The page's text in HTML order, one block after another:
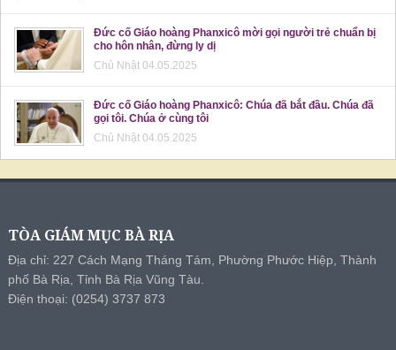
Đức cố Giáo hoàng Phanxicô mời gọi người trẻ chuẩn bị
cho hôn nhân, đừng ly dị
Chủ Nhật 04.05.2025
Đức cố Giáo hoàng Phanxicô: Chúa đã bắt đầu. Chúa đã
gọi tôi. Chúa ở cùng tôi
Chủ Nhật 04.05.2025
TÒA GIÁM MỤC BÀ RỊA
Địa chỉ: 227 Cách Mạng Tháng Tám, Phường Phước Hiệp, Thành
phố Bà Rịa, Tỉnh Bà Rịa Vũng Tàu.
Điện thoại: (0254) 3737 873